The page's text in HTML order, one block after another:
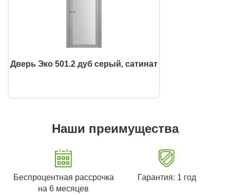
Дверь Эко 501.2 дуб серый, сатинат
Наши преимущества
Беспроцентная рассрочка
на 6 месяцев
Гарантия: 1 год